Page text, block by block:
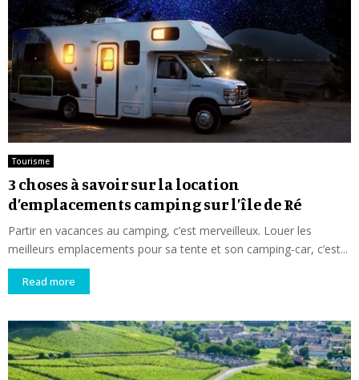
Tourisme
3 choses à savoir sur la location
d’emplacements camping sur l’île de Ré
Partir en vacances au camping, c’est merveilleux. Louer les
meilleurs emplacements pour sa tente et son camping-car, c’est...
Read more